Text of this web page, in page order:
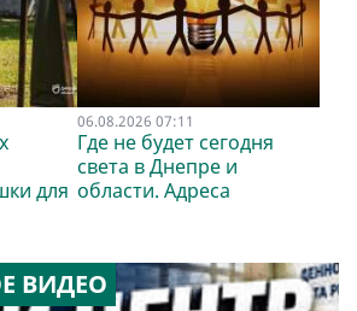
для
06.08.2026 07:11
Где не будет сегодня
света в Днепре и
области. Адреса
ВИДЕО